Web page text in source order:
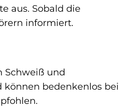
aus. Sobald die
informiert.
Schweiß und
können bedenkenlos bei